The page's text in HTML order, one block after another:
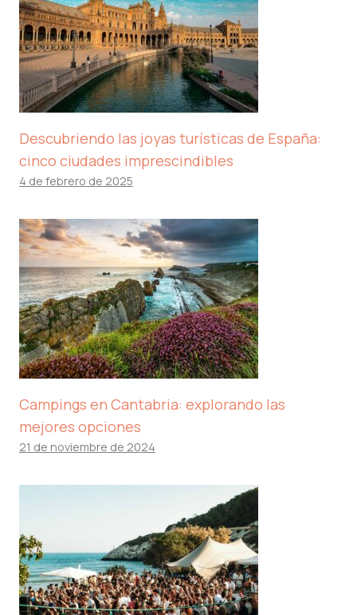
Descubriendo las joyas turísticas de España:
cinco ciudades imprescindibles
4 de febrero de 2025
Campings en Cantabria: explorando las
mejores opciones
21 de noviembre de 2024